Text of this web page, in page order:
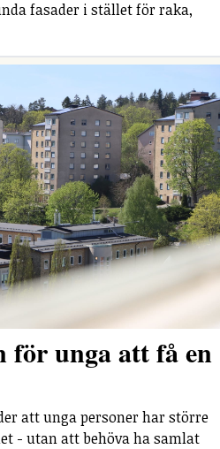
fasader i stället för raka,
för unga att få en
att unga personer har större
- utan att behöva ha samlat